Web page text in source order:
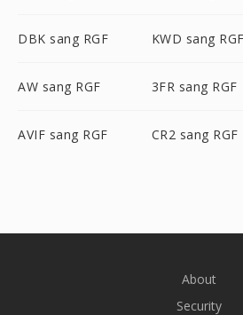
DBK sang RGF KWD sang RGF
AW sang RGF 3FR sang RGF
AVIF sang RGF CR2 sang RGF
About
Security